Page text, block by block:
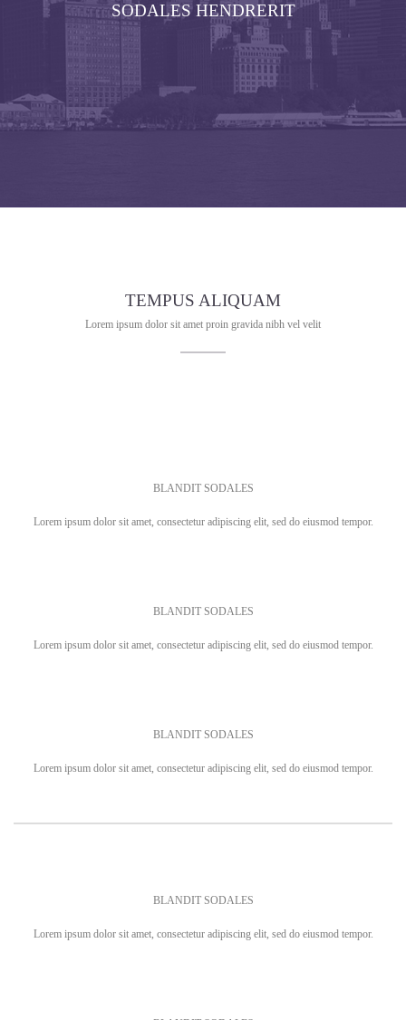
SODALES HENDRERIT
TEMPUS ALIQUAM
Lorem ipsum dolor sit amet proin gravida nibh vel velit
BLANDIT SODALES
Lorem ipsum dolor sit amet, consectetur adipiscing elit, sed do eiusmod tempor.
BLANDIT SODALES
Lorem ipsum dolor sit amet, consectetur adipiscing elit, sed do eiusmod tempor.
BLANDIT SODALES
Lorem ipsum dolor sit amet, consectetur adipiscing elit, sed do eiusmod tempor.
BLANDIT SODALES
Lorem ipsum dolor sit amet, consectetur adipiscing elit, sed do eiusmod tempor.